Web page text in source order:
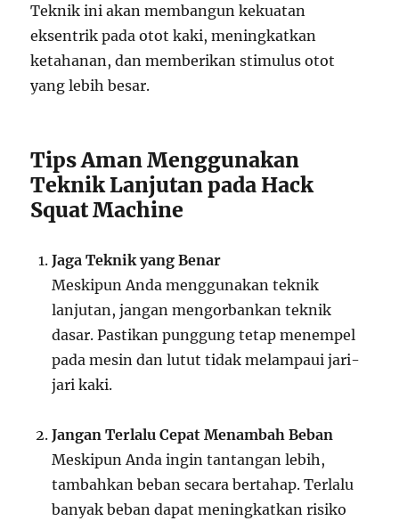
Teknik ini akan membangun kekuatan
eksentrik pada otot kaki, meningkatkan
ketahanan, dan memberikan stimulus otot
yang lebih besar.
Tips Aman Menggunakan
Teknik Lanjutan pada Hack
Squat Machine
Jaga Teknik yang Benar
Meskipun Anda menggunakan teknik
lanjutan, jangan mengorbankan teknik
dasar. Pastikan punggung tetap menempel
pada mesin dan lutut tidak melampaui jari-
jari kaki.
Jangan Terlalu Cepat Menambah Beban
Meskipun Anda ingin tantangan lebih,
tambahkan beban secara bertahap. Terlalu
banyak beban dapat meningkatkan risiko